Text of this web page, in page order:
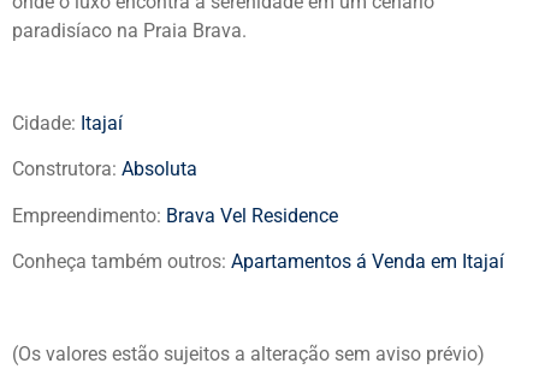
paradisíaco na Praia Brava.
Cidade: Itajaí
Construtora: Absoluta
Empreendimento: Brava Vel Residence
Conheça também outros: Apartamentos á Venda em Itajaí
(Os valores estão sujeitos a alteração sem aviso prévio)